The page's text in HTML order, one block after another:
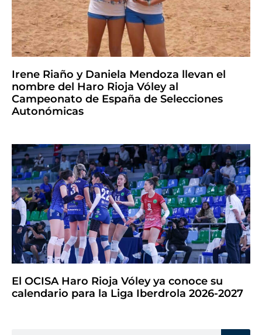
Irene Riaño y Daniela Mendoza llevan el
nombre del Haro Rioja Vóley al
Campeonato de España de Selecciones
Autonómicas
El OCISA Haro Rioja Vóley ya conoce su
calendario para la Liga Iberdrola 2026-2027